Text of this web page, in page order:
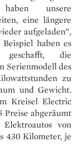
haben unsere
eine längere
aufgeladen”,
haben es
die
Serienmodell des
zu
und Gewicht.
Kreisel Electric
Preise abgeräumt
von
430 Kilometer, je